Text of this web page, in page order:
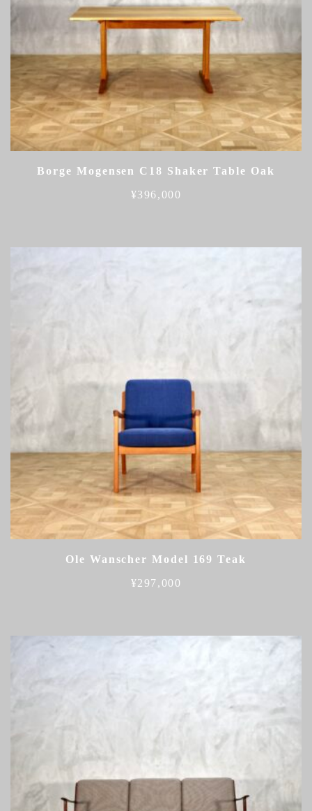
Borge Mogensen C18 Shaker Table Oak
¥396,000
Ole Wanscher Model 169 Teak
¥297,000